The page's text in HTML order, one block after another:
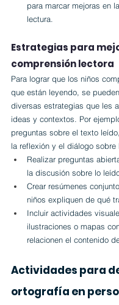
para marcar mejoras en
lectura.
Estrategias para
comprensión lectora
Para lograr que los niños
que están leyendo, se
diversas estrategias que les
ideas y contextos. Por
preguntas sobre el texto
la reflexión y el diálogo sobre
Realizar preguntas
la discusión sobre lo
Crear resúmenes
niños expliquen de qué
Incluir actividades
ilustraciones o mapas
relacionen el contenido
Actividades para
ortografía en